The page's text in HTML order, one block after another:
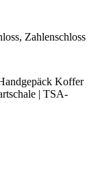
Zahlenschloss
Koffer
| TSA-